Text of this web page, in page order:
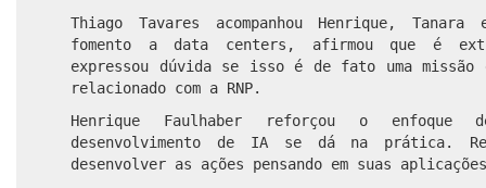
Thiago Tavares acompanhou Henrique,
fomento a data centers, afirmou que é
expressou dúvida se isso é de fato uma
relacionado com a RNP.
Henrique Faulhaber reforçou o
desenvolvimento de IA se dá na prática.
desenvolver as ações pensando em suas